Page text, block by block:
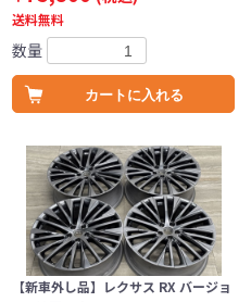
送料無料
数量
カートに入れる
【新車外し品】レクサス RX バージョ